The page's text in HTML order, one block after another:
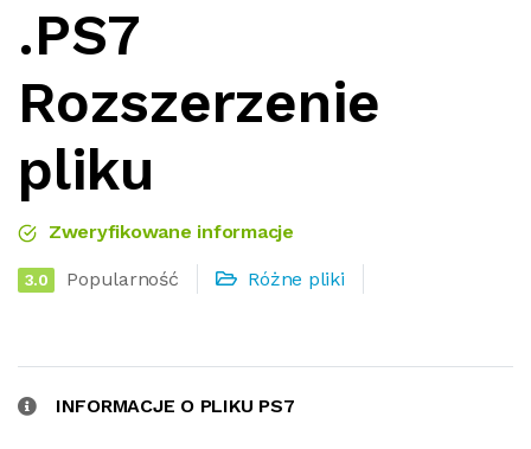
.PS7
Rozszerzenie
pliku
Zweryfikowane informacje
3.0 Popularność Różne pliki
INFORMACJE O PLIKU PS7